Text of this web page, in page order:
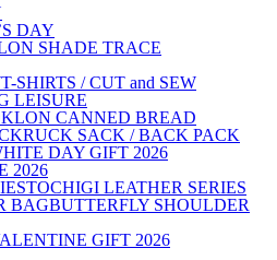
DAY
SHADE TRACE
T-SHIRTS / CUT and SEW
LEISURE
KLON CANNED BREAD
RUCK SACK / BACK PACK
DAY GIFT 2026
2026
TOCHIGI LEATHER SERIES
BUTTERFLY SHOULDER
GIFT 2026